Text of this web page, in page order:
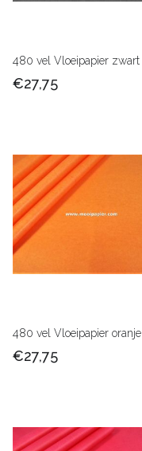
480 vel Vloeipapier zwart
€27,75
480 vel Vloeipapier oranje
€27,75